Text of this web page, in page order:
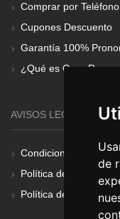
de
Comprar por Teléfono
Cupones Descuento
Garantía 100%
¿Qué es Gear
AVISOS LEGALES
Condiciones
Política de Cookies
Política de Privacidad